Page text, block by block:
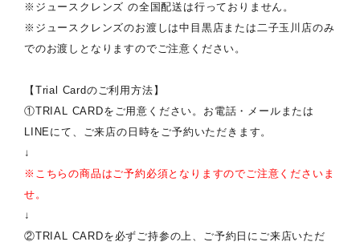
※ジュースクレンズ の全国配送は行っておりません。
※ジュースクレンズのお渡しは中目黒店または二子玉川店のみ
でのお渡しとなりますのでご注意ください。
【Trial Cardのご利用方法】
①TRIAL CARDをご用意ください。お電話・メールまたは
LINEにて、ご来店の日時をご予約いただきます。
↓
※こちらの商品はご予約必須となりますのでご注意くださいま
せ。
↓
②TRIAL CARDを必ずご持参の上、ご予約日にご来店いただ